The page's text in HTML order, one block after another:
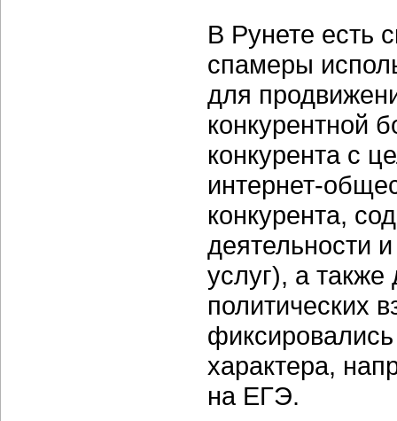
В Рунете есть
спамеры
для
конкурентной
конкурента с
интернет-
конкурента,
деятельности
услуг), а также
политических
характера,
на ЕГЭ.